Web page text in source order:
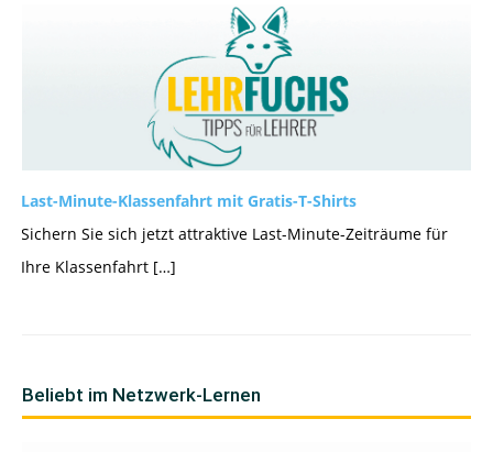
Last-Minute-Klassenfahrt mit Gratis-T-Shirts
Sichern Sie sich jetzt attraktive Last-Minute-Zeiträume für
Ihre Klassenfahrt […]
Beliebt im Netzwerk-Lernen